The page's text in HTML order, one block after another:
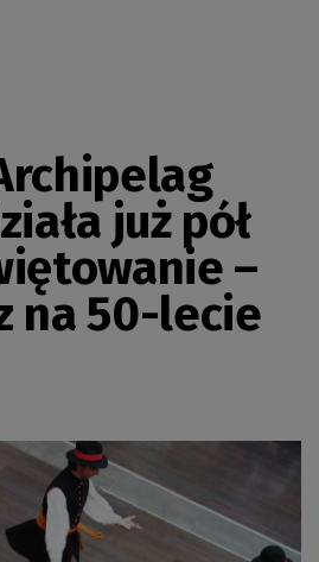
już pół
–
na 50-lecie